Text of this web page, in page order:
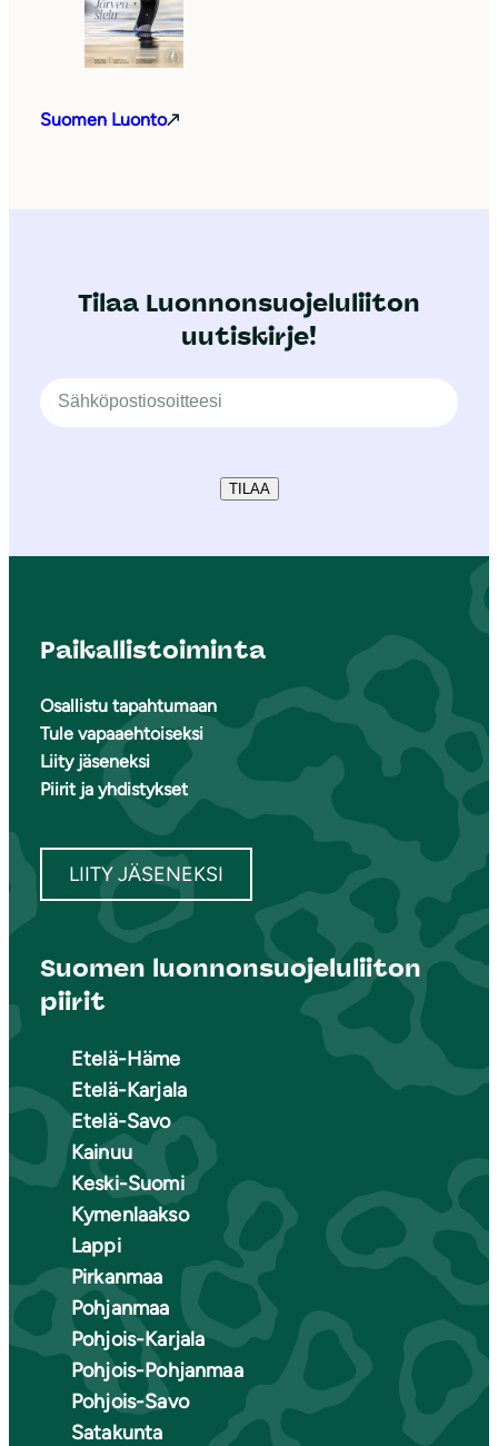
Suomen Luonto
Tilaa Luonnonsuojeluliiton
uutiskirje!
TILAA
Paikallistoiminta
Osallistu tapahtumaan
Tule vapaaehtoiseksi
Liity jäseneksi
Piirit ja yhdistykset
LIITY JÄSENEKSI
Suomen luonnonsuojeluliiton
piirit
Etelä-Häme
Etelä-Karjala
Etelä-Savo
Kainuu
Keski-Suomi
Kymenlaakso
Lappi
Pirkanmaa
Pohjanmaa
Pohjois-Karjala
Pohjois-Pohjanmaa
Pohjois-Savo
Satakunta